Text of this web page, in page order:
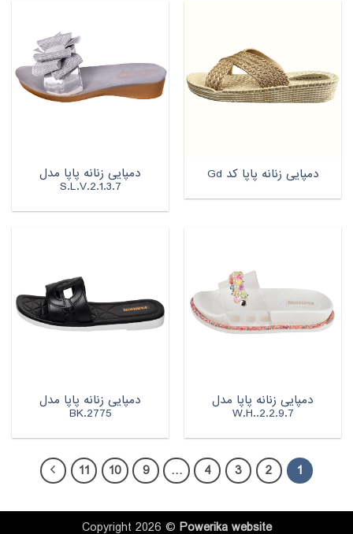
دمپایی زنانه پاپا کد Gd دمپایی زنانه پاپا مدل
S.L.V.2.1.3.7
دمپایی زنانه پاپا مدل
W.H..2.2.9.7
دمپایی زنانه پاپا مدل
BK.2775
1
2
3
4
…
9
10
11
Copyright 2026 © Powerikawebsite